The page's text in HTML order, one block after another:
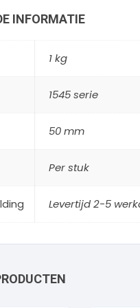
INFORMATIE
1 kg
1545 serie
50 mm
Per stuk
Levertijd 2-5